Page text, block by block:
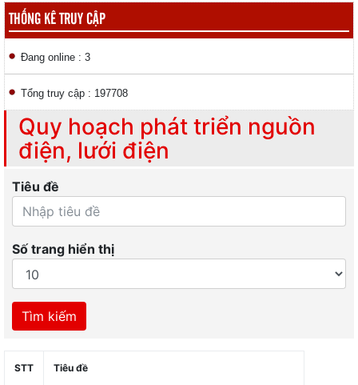
THỐNG KÊ TRUY CẬP
Đang online : 3
Tổng truy cập : 197708
Quy hoạch phát triển nguồn
điện, lưới điện
Tiêu đề
Số trang hiển thị
Tìm kiếm
STT Tiêu đề